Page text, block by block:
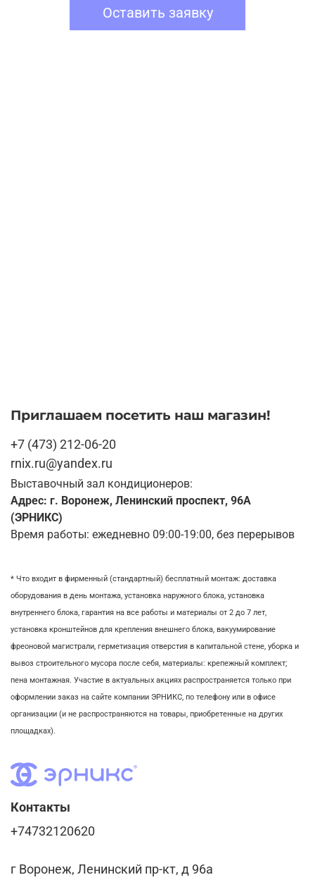
Оставить заявку
Приглашаем посетить наш магазин!
+7 (473) 212-06-20
rnix.ru@yandex.ru
Выставочный зал кондиционеров:
Адрес: г. Воронеж, Ленинский проспект, 96А
(ЭРНИКС)
Время работы: ежедневно 09:00-19:00, без перерывов
* Что входит в фирменный (стандартный) бесплатный монтаж: доставка
оборудования в день монтажа, установка наружного блока, установка
внутреннего блока, гарантия на все работы и материалы от 2 до 7 лет,
установка кронштейнов для крепления внешнего блока, вакуумирование
фреоновой магистрали, герметизация отверстия в капитальной стене, уборка и
вывоз строительного мусора после себя, материалы: крепежный комплект;
пена монтажная. Участие в актуальных акциях распространяется только при
оформлении заказ на сайте компании ЭРНИКС, по телефону или в офисе
организации (и не распространяются на товары, приобретенные на других
площадках).
Контакты
+74732120620
г Воронеж, Ленинский пр-кт, д 96а